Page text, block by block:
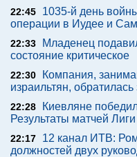
22:45
1035-й день
операции в Иудее и
22:33
Младенец
состояние критическое
22:30
Компания,
израильтян,
22:28
Киевляне
Результаты матчей
22:17
12 канал ИТВ:
должностей двух